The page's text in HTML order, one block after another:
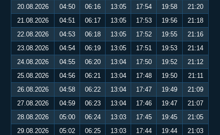
20.08.2026
04:50 06:16 13:05 17:54 19:58
21:20
21.08.2026
04:51 06:17 13:05 17:53 19:56
21:18
22.08.2026
04:53 06:18 13:05 17:52 19:55
21:16
23.08.2026
04:54 06:19 13:05 17:51 19:53
21:14
24.08.2026
04:55 06:20 13:04 17:50 19:52
21:12
25.08.2026
04:56 06:21 13:04 17:48 19:50
21:11
26.08.2026
04:58 06:22 13:04 17:47 19:49
21:09
27.08.2026
04:59 06:23 13:04 17:46 19:47
21:07
28.08.2026
05:00 06:24 13:03 17:45 19:45
21:05
29.08.2026
05:02 06:25 13:03 17:44 19:44
21:03